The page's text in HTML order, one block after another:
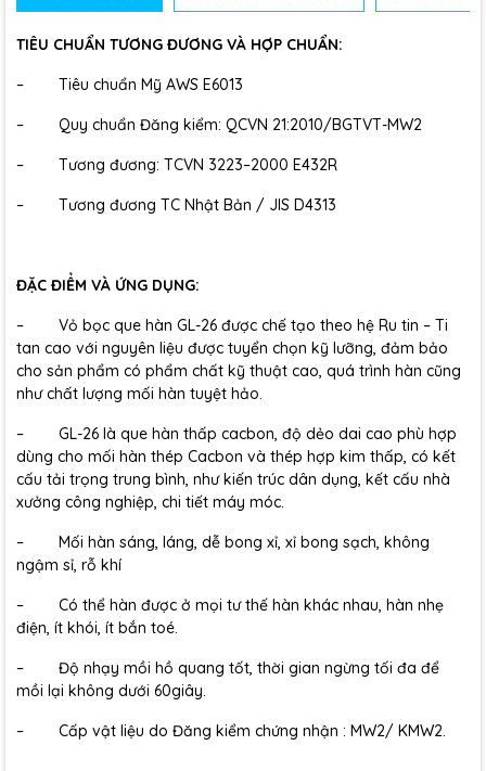
TIÊU CHUẨN TƯƠNG ĐƯƠNG VÀ HỢP CHUẨN:
– Tiêu chuẩn Mỹ AWS E6013
– Quy chuẩn Đăng kiểm: QCVN 21:2010/BGTVT-MW2
– Tương đương: TCVN 3223–2000 E432R
– Tương đương TC Nhật Bản / JIS D4313
ĐẶC ĐIỂM VÀ ỨNG DỤNG:
– Vỏ bọc que hàn GL-26 được chế tạo theo hệ Ru tin – Ti
tan cao với nguyên liệu được tuyển chọn kỹ lưỡng, đảm bảo
cho sản phẩm có phẩm chất kỹ thuật cao, quá trình hàn cũng
như chất lượng mối hàn tuyệt hảo.
– GL-26 là que hàn thấp cacbon, độ dẻo dai cao phù hợp
dùng cho mối hàn thép Cacbon và thép hợp kim thấp, có kết
cấu tải trọng trung bình, như kiến trúc dân dụng, kết cấu nhà
xưởng công nghiệp, chi tiết máy móc.
– Mối hàn sáng, láng, dễ bong xỉ, xỉ bong sạch, không
ngậm sỉ, rỗ khí
– Có thể hàn được ở mọi tư thế hàn khác nhau, hàn nhẹ
điện, ít khói, ít bắn toé.
– Độ nhạy mồi hồ quang tốt, thời gian ngừng tối đa để
mồi lại không dưới 60giây.
– Cấp vật liệu do Đăng kiểm chứng nhận : MW2/ KMW2.